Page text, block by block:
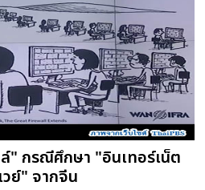
ล์" กรณีศึกษา "อินเทอร์เน็ต
วย์" จากจีน